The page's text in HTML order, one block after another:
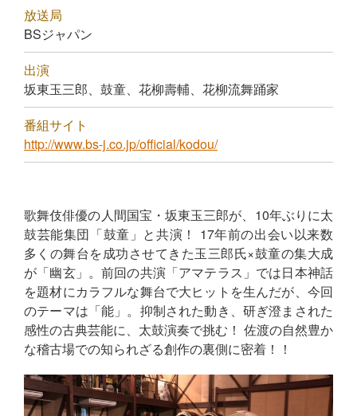
放送局
BSジャパン
出演
坂東玉三郎、鼓童、花柳壽輔、花柳流舞踊家
番組サイト
http://www.bs-j.co.jp/official/kodou/
歌舞伎俳優の人間国宝・坂東玉三郎が、10年ぶりに太
鼓芸能集団「鼓童」と共演！ 17年前の出会い以来数
多くの舞台を成功させてきた玉三郎氏×鼓童の集大成
が「幽玄」。前回の共演「アマテラス」では日本神話
を題材にカラフルな舞台で大ヒットを生んだが、今回
のテーマは「能」。抑制された動き、研ぎ澄まされた
感性の古典芸能に、太鼓演奏で挑む！ 佐渡の自然豊か
な稽古場での知られざる創作の裏側に密着！！